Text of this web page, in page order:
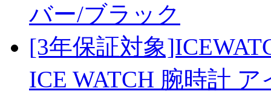
バー/ブラック
[3年保証対象
ICE WATCH 腕時計